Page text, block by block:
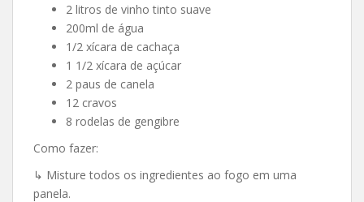
2 litros de vinho tinto suave
200ml de água
1/2 xícara de cachaça
1 1/2 xícara de açúcar
2 paus de canela
12 cravos
8 rodelas de gengibre
Como fazer:
↳ Misture todos os ingredientes ao fogo em uma
panela.